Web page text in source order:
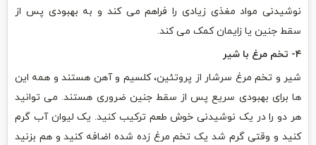
نوشیدنی مواد مغذی زیادی را فراهم می کند و به بهبودی پس از
سقط جنین یا زایمان کمک می کند.
۴- تخم مرغ با شیر
شیر و تخم مرغ سرشار از پروتئین، کلسیم و آهن هستند و همه این
ها برای بهبودی سریع پس از سقط جنین ضروری هستند. می توانید
هر دو را در یک نوشیدنی خوش طعم ترکیب کنید. یک لیوان آب گرم
کنید و وقتی گرم شد یک تخم مرغ زده شده اضافه کنید و هم بزنید